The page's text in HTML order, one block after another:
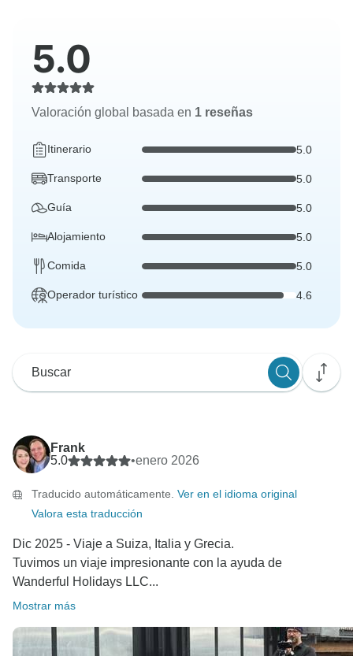
5.0
Valoración global basada en 1 reseñas
Itinerario 5.0
Transporte 5.0
Guía 5.0
Alojamiento 5.0
Comida 5.0
Operador turístico 4.6
Frank
5.0
•enero 2026
Traducido automáticamente. Ver en el idioma original
Valora esta traducción
Dic 2025 - Viaje a Suiza, Italia y Grecia.
Tuvimos un viaje impresionante con la ayuda de
Wanderful Holidays LLC...
Mostrar más